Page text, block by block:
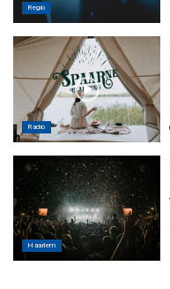
Regio
Radio
Haarlem